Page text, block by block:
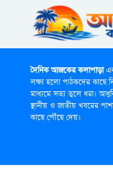
দৈনিক আজকের কলাপাড়া
লক্ষ্য হলো পাঠকদের কাছে
মাধ্যমে সত্য তুলে ধরা।
স্থানীয় ও জাতীয় খবরের
কাছে পৌঁছে দেয়।